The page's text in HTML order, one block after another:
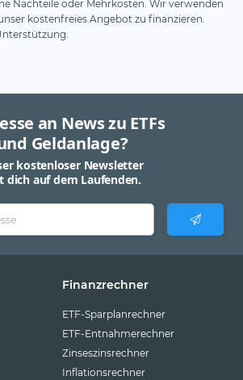
Nachteile oder Mehrkosten. Wir verwenden
kostenfreies Angebot zu finanzieren.
an News zu ETFs
Geldanlage?
kostenloser Newsletter
dich auf dem Laufenden.
Finanzrechner
ETF-Sparplanrechner
ETF-Entnahmerechner
Zinseszinsrechner
Inflationsrechner